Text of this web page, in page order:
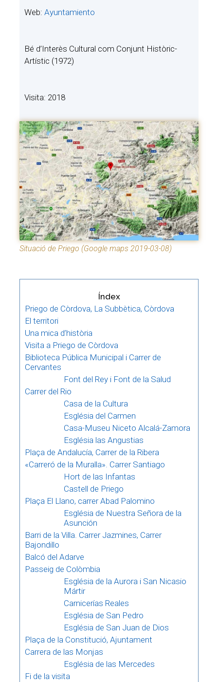
Web: Ayuntamiento
Bé d’Interès Cultural com Conjunt Històric-
Artístic (1972)
Visita: 2018
Situació de Priego (Google maps 2019-03-08)
Índex
Priego de Còrdova, La Subbètica, Còrdova
El territori
Una mica d’història
Visita a Priego de Còrdova
Biblioteca Pública Municipal i Carrer de
Cervantes
Font del Rey i Font de la Salud
Carrer del Rio
Casa de la Cultura
Església del Carmen
Casa-Museu Niceto Alcalá-Zamora
Església las Angustias
Plaça de Andalucía, Carrer de la Ribera
«Carreró de la Muralla». Carrer Santiago
Hort de las Infantas
Castell de Priego
Plaça El Llano, carrer Abad Palomino
Església de Nuestra Señora de la
Asunción
Barri de la Villa. Carrer Jazmines, Carrer
Bajondillo
Balcó del Adarve
Passeig de Colòmbia
Església de la Aurora i San Nicasio
Mártir
Carnicerías Reales
Església de San Pedro
Església de San Juan de Dios
Plaça de la Constitució, Ajuntament
Carrera de las Monjas
Església de las Mercedes
Fi de la visita